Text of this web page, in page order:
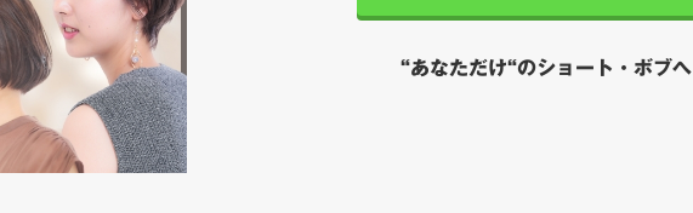
“あなただけ“のショート・ボブへ